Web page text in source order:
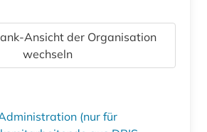
Ansicht der Organisation
wechseln
(nur für